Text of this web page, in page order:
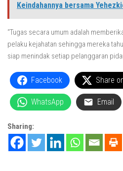
Keindahannya bersama
“Tugas secara umum adalah
pelaku kejahatan sehingga mereka
siap menindak setiap pelanggaran
Facebook Share
WhatsApp Email
Sharing: